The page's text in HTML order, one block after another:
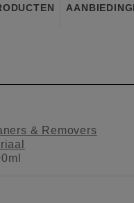
& Removers